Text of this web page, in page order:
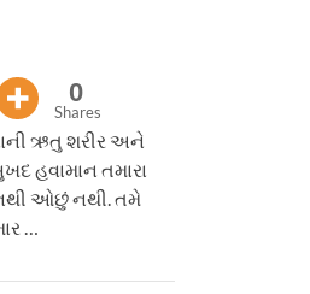
0
Shares
ઋતુ શરીર અને
હવામાન તમારા
ઓછું નથી. તમે
…